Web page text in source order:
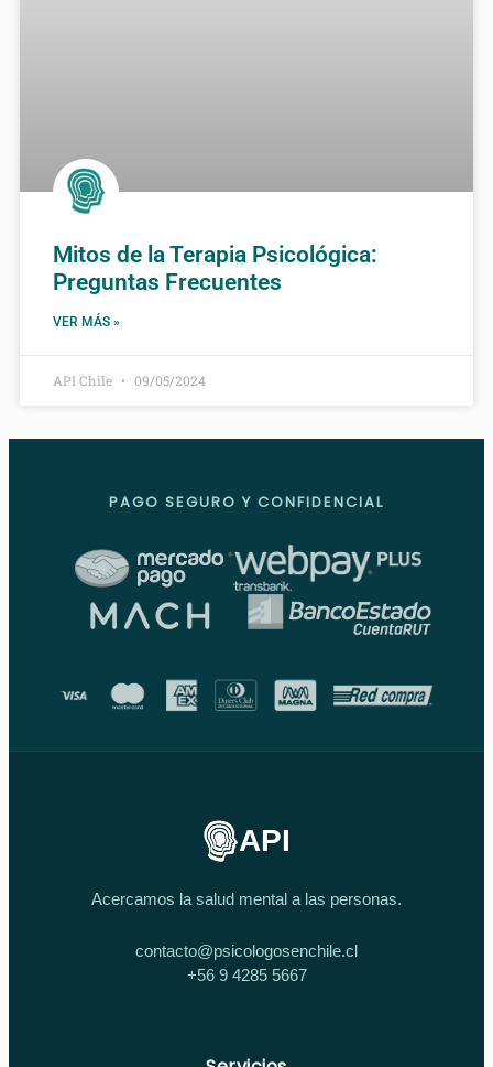
Mitos de la Terapia Psicológica:
Preguntas Frecuentes
VER MÁS »
API Chile 09/05/2024
PAGO SEGURO Y CONFIDENCIAL
API
Acercamos la salud mental a las personas.
contacto@psicologosenchile.cl
+56 9 4285 5667